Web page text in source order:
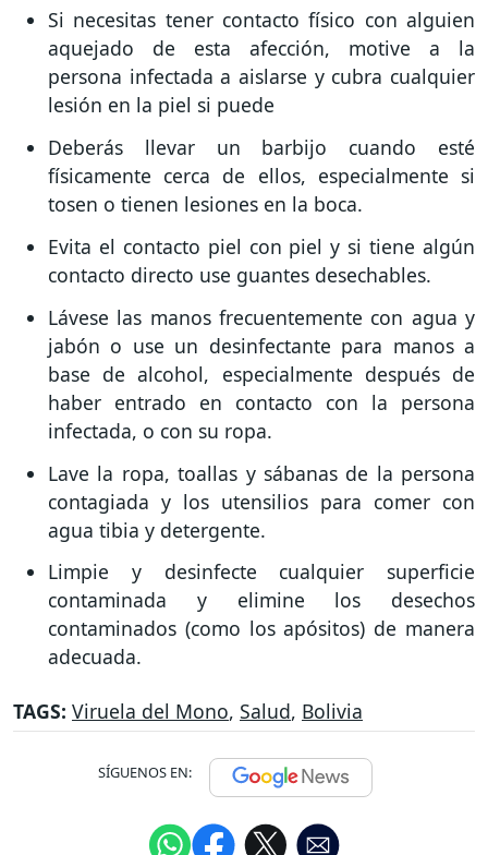
Si necesitas tener contacto físico con alguien
aquejado de esta afección, motive a la
persona infectada a aislarse y cubra cualquier
lesión en la piel si puede
Deberás llevar un barbijo cuando esté
físicamente cerca de ellos, especialmente si
tosen o tienen lesiones en la boca.
Evita el contacto piel con piel y si tiene algún
contacto directo use guantes desechables.
Lávese las manos frecuentemente con agua y
jabón o use un desinfectante para manos a
base de alcohol, especialmente después de
haber entrado en contacto con la persona
infectada, o con su ropa.
Lave la ropa, toallas y sábanas de la persona
contagiada y los utensilios para comer con
agua tibia y detergente.
Limpie y desinfecte cualquier superficie
contaminada y elimine los desechos
contaminados (como los apósitos) de manera
adecuada.
TAGS: Viruela del Mono, Salud, Bolivia
SÍGUENOS EN: